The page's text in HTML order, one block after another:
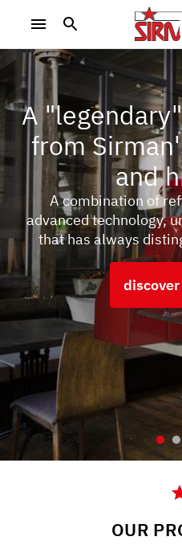
A
from
and
A combination of
advanced technology,
that has always
OUR